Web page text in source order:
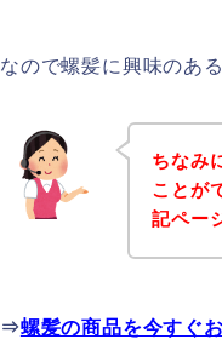
なので螺髪に興味のあ
ちなみ
ことが
記ペー
⇒螺髪の商品を今すぐ